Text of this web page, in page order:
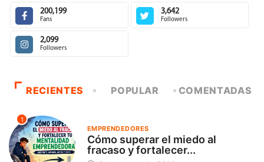
200,199
Fans
3,642
Followers
2,099
Followers
RECIENTES POPULAR COMENTADAS
1
EMPRENDEDORES
Cómo superar el miedo al
fracaso y fortalecer...